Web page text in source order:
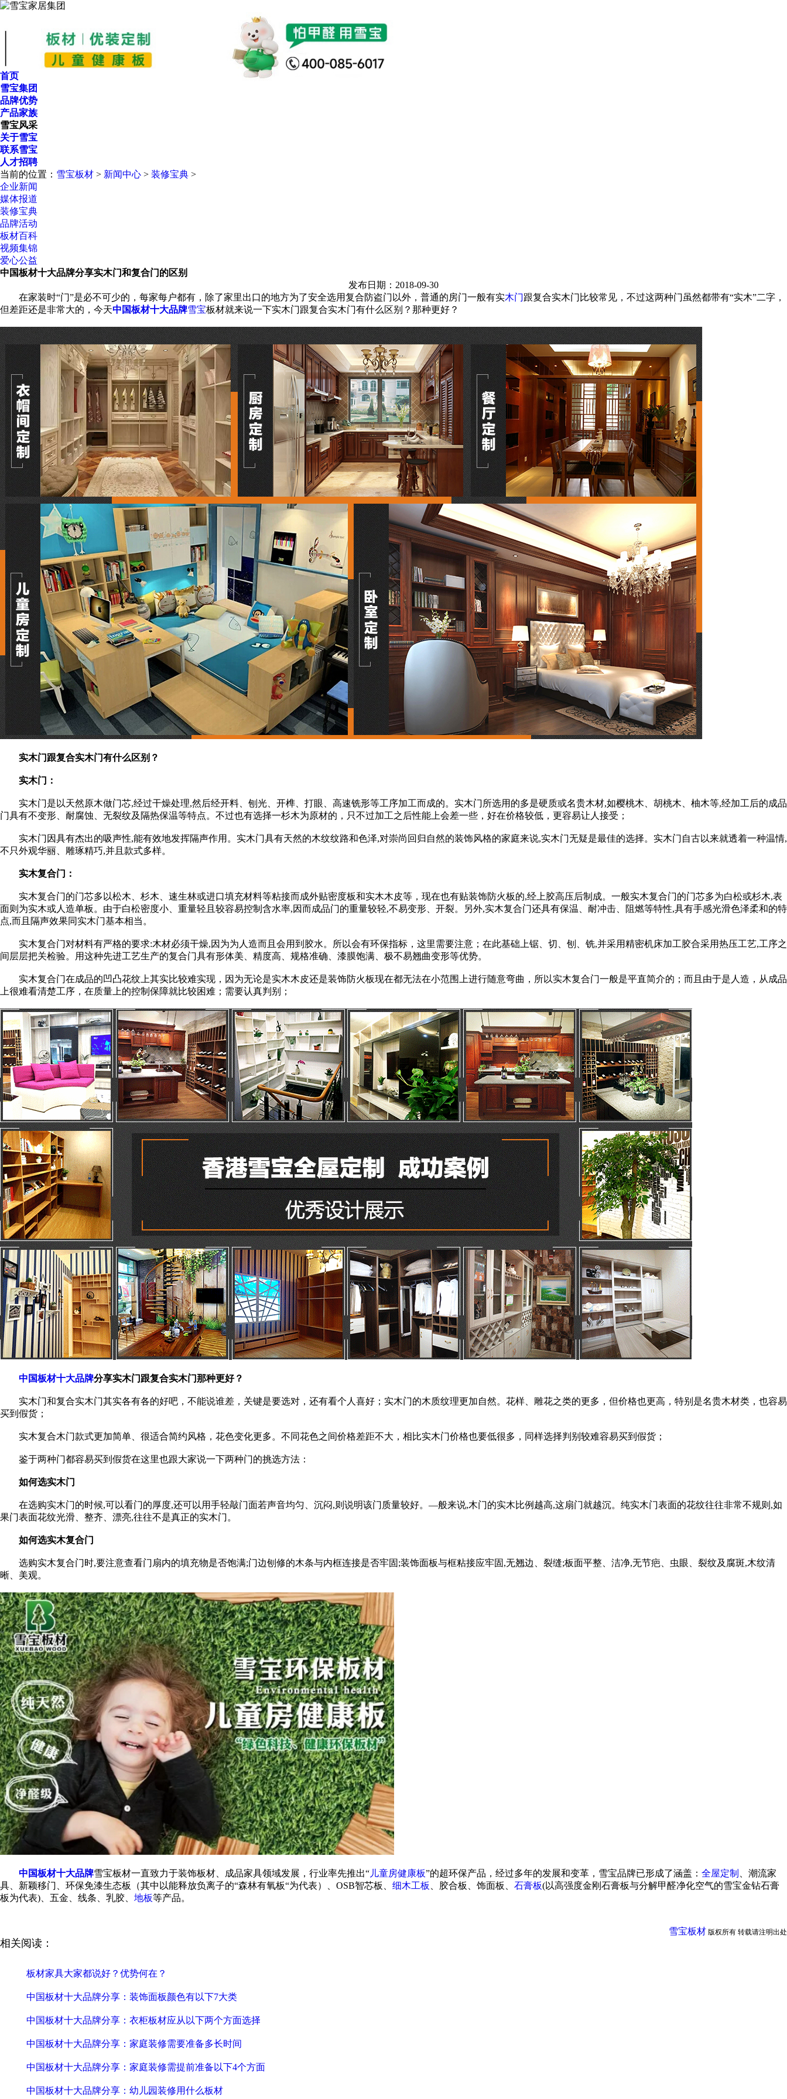
首页
雪宝集团
品牌优势
产品家族
雪宝风采
关于雪宝
联系雪宝
人才招聘
当前的位置： 雪宝板材 > 新闻中心 > 装修宝典 >
企业新闻
媒体报道
装修宝典
品牌活动
板材百科
视频集锦
爱心公益
中国板材十大品牌分享实木门和复合门的区别
发布日期：2018-09-30
在家装时“门”是必不可少的，每家每户都有，除了家里出口的地方为了安全选用复合防盗门以外，普通的房门一般有实木门跟复合实木门比较常见，不过这两种门虽然都带有“实木”二字，
但差距还是非常大的，今天中国板材十大品牌雪宝板材就来说一下实木门跟复合实木门有什么区别？那种更好？
实木门跟复合实木门有什么区别？
实木门：
实木门是以天然原木做门芯,经过干燥处理,然后经开料、刨光、开榫、打眼、高速铣形等工序加工而成的。实木门所选用的多是硬质或名贵木材,如樱桃木、胡桃木、柚木等,经加工后的成品
门具有不变形、耐腐蚀、无裂纹及隔热保温等特点。不过也有选择一杉木为原材的，只不过加工之后性能上会差一些，好在价格较低，更容易让人接受；
实木门因具有杰出的吸声性,能有效地发挥隔声作用。实木门具有天然的木纹纹路和色泽,对崇尚回归自然的装饰风格的家庭来说,实木门无疑是最佳的选择。实木门自古以来就透着一种温情,
不只外观华丽、雕琢精巧,并且款式多样。
实木复合门：
实木复合门的门芯多以松木、杉木、速生林或进口填充材料等粘接而成外贴密度板和实木木皮等，现在也有贴装饰防火板的,经上胶高压后制成。一般实木复合门的门芯多为白松或杉木,表
面则为实木或人造单板。由于白松密度小、重量轻且较容易控制含水率,因而成品门的重量较轻,不易变形、开裂。另外,实木复合门还具有保温、耐冲击、阻燃等特性,具有手感光滑色泽柔和的特
点,而且隔声效果同实木门基本相当。
实木复合门对材料有严格的要求:木材必须干燥,因为为人造而且会用到胶水。所以会有环保指标，这里需要注意；在此基础上锯、切、刨、铣,并采用精密机床加工胶合采用热压工艺,工序之
间层层把关检验。用这种先进工艺生产的复合门具有形体美、精度高、规格准确、漆膜饱满、极不易翘曲变形等优势。
实木复合门在成品的凹凸花纹上其实比较难实现，因为无论是实木木皮还是装饰防火板现在都无法在小范围上进行随意弯曲，所以实木复合门一般是平直简介的；而且由于是人造，从成品
上很难看清楚工序，在质量上的控制保障就比较困难；需要认真判别；
中国板材十大品牌分享实木门跟复合实木门那种更好？
实木门和复合实木门其实各有各的好吧，不能说谁差，关键是要选对，还有看个人喜好；实木门的木质纹理更加自然。花样、雕花之类的更多，但价格也更高，特别是名贵木材类，也容易
买到假货；
实木复合木门款式更加简单、很适合简约风格，花色变化更多。不同花色之间价格差距不大，相比实木门价格也要低很多，同样选择判别较难容易买到假货；
鉴于两种门都容易买到假货在这里也跟大家说一下两种门的挑选方法：
如何选实木门
在选购实木门的时候,可以看门的厚度,还可以用手轻敲门面若声音均匀、沉闷,则说明该门质量较好。—般来说,木门的实木比例越高,这扇门就越沉。纯实木门表面的花纹往往非常不规则,如
果门表面花纹光滑、整齐、漂亮,往往不是真正的实木门。
如何选实木复合门
选购实木复合门时,要注意查看门扇内的填充物是否饱满;门边刨修的木条与内框连接是否牢固;装饰面板与框粘接应牢固,无翘边、裂缝;板面平整、洁净,无节疤、虫眼、裂纹及腐斑,木纹清
晰、美观。
中国板材十大品牌雪宝板材一直致力于装饰板材、成品家具领域发展，行业率先推出“ 儿童房健康板”的超环保产品，经过多年的发展和变革，雪宝品牌已形成了涵盖： 全屋定制
、潮流家
具、新颖移门、环保免漆生态板（其中以能释放负离子的“森林有氧板“为代表）、OSB智芯板、 细木工板 、胶合板、饰面板、 石膏板(以高强度金刚石膏板与分解甲醛净化空气的雪宝金钻石膏
板为代表)、五金、线条、乳胶、 地板等产品。
雪宝板材 版权所有 转载请注明出处
相关阅读：
板材家具大家都说好？优势何在？
中国板材十大品牌分享：装饰面板颜色有以下7大类
中国板材十大品牌分享：衣柜板材应从以下两个方面选择
中国板材十大品牌分享：家庭装修需要准备多长时间
中国板材十大品牌分享：家庭装修需提前准备以下4个方面
中国板材十大品牌分享：幼儿园装修用什么板材